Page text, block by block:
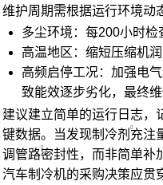
维护周期需根据运行环境动
多尘环境：每200小时检
高温地区：缩短压缩机
高频启停工况：加强电
致能效逐步劣化，最终
建议建立简单的运行日志，
键数据。当发现制冷剂 充注
调管路密封性，而非简单补
汽车制冷机的采购决策应贯